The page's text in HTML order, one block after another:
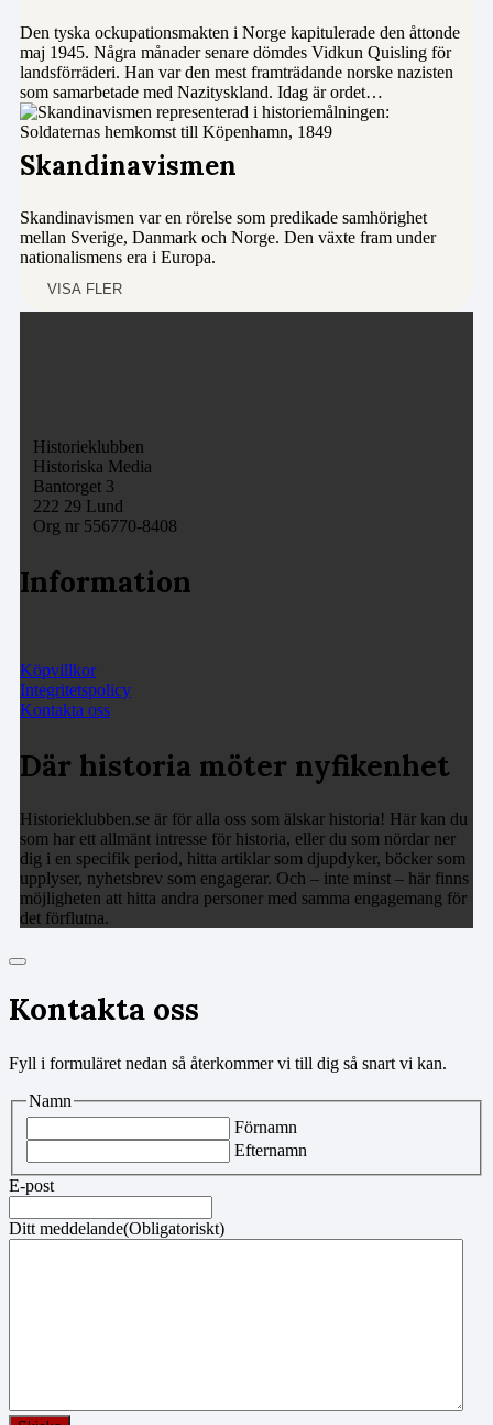
Den tyska ockupationsmakten i Norge kapitulerade den åttonde
maj 1945. Några månader senare dömdes Vidkun Quisling för
landsförräderi. Han var den mest framträdande norske nazisten
som samarbetade med Nazityskland. Idag är ordet…
Skandinavismen
Skandinavismen var en rörelse som predikade samhörighet
mellan Sverige, Danmark och Norge. Den växte fram under
nationalismens era i Europa.
VISA FLER
Historieklubben
Historiska Media
Bantorget 3
222 29 Lund
Org nr 556770-8408
Information
Köpvillkor
Integritetspolicy
Kontakta oss
Där historia möter nyfikenhet
Historieklubben.se är för alla oss som älskar historia! Här kan du
som har ett allmänt intresse för historia, eller du som nördar ner
dig i en specifik period, hitta artiklar som djupdyker, böcker som
upplyser, nyhetsbrev som engagerar. Och – inte minst – här finns
möjligheten att hitta andra personer med samma engagemang för
det förflutna.
Kontakta oss
Fyll i formuläret nedan så återkommer vi till dig så snart vi kan.
Namn
Förnamn
Efternamn
E-post
Ditt meddelande(Obligatoriskt)